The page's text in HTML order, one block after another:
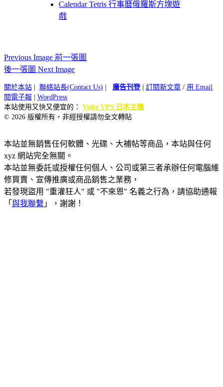
Calendar Tetris 行事曆俄羅斯方塊遊
戲
Previous Image 前一張圖
後一張圖 Next Image
關於本站 聯絡站長(Contact Us) 廣告刊登| 訂閱新文章 / 用 Email
閱電子報
WordPress
本站使用又快又便宜的： Vultr VPS 日本主機
© 2026 版權所有，非經授權請勿全文轉貼
本站並無銷售任何軟體、光碟、大補帖等商品，本站與任何
xyz 網站完全無關。
本站並無委託或授權任何個人、公司或第三者承辦任何電腦維
修買賣、宣傳推廣或商品銷售之業務，
若發現盜用 "重灌狂人" 或 "不來恩" 名義之行為，請協助通報
「 與我聯繫 」，謝謝！